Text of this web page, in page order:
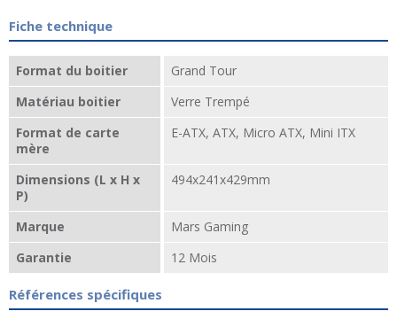
Fiche technique
Format du boitier
Grand Tour
Matériau boitier
Verre Trempé
Format de carte
mère
E-ATX, ATX, Micro ATX, Mini ITX
Dimensions (L x H x
P)
494x241x429mm
Marque
Mars Gaming
Garantie
12 Mois
Références spécifiques